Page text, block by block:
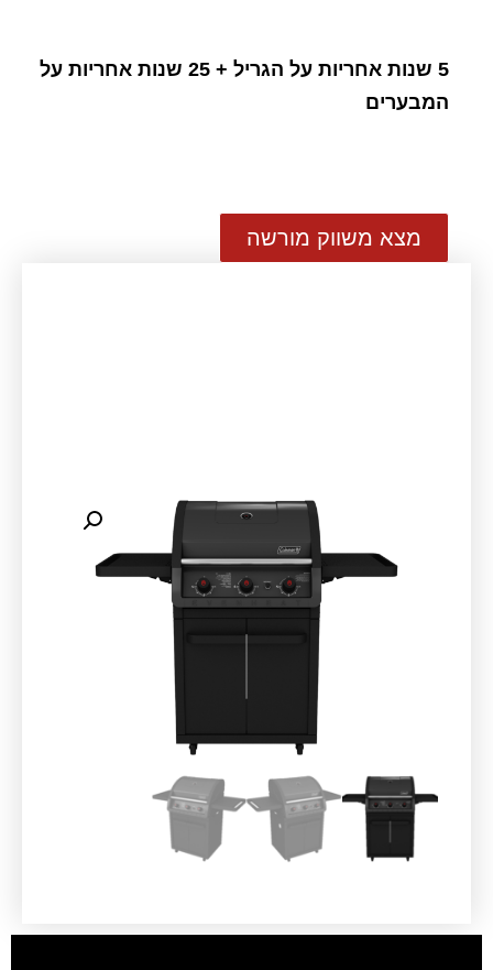
5
שנות אחריות על הגריל + 25 שנות אחריות על
המבערים
מצא משווק מורשה